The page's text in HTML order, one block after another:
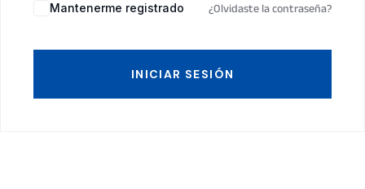
Mantenerme registrado ¿Olvidaste la contraseña?
INICIAR SESIÓN